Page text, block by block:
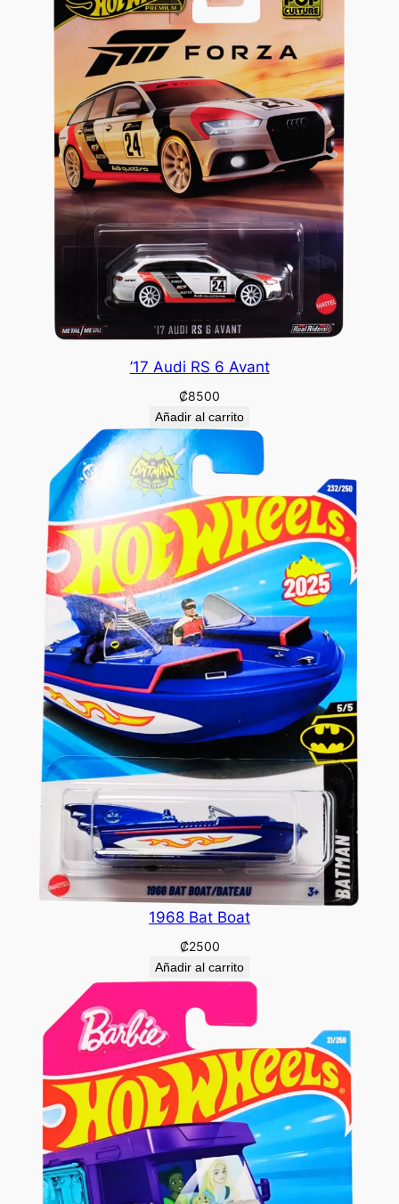
’17 Audi RS 6 Avant
₡8500
Añadir al carrito
1968 Bat Boat
₡2500
Añadir al carrito